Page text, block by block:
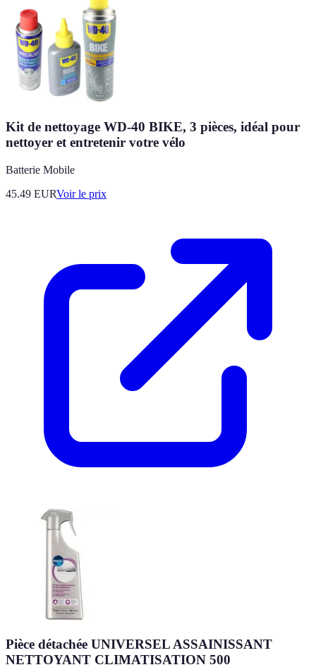
Kit de nettoyage WD-40 BIKE, 3 pièces, idéal pour
nettoyer et entretenir votre vélo
Batterie Mobile
45.49 EURVoir le prix
Pièce détachée UNIVERSEL ASSAINISSANT
NETTOYANT CLIMATISATION 500